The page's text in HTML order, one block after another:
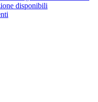
disponibili